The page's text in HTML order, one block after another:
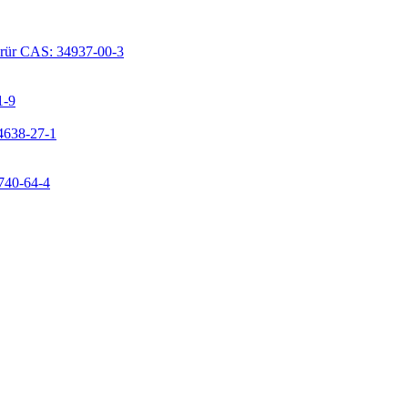
CAS: 34937-00-3
9
27-1
64-4